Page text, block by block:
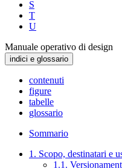
S
T
U
Manuale operativo di design
indici e glossario
contenuti
figure
tabelle
glossario
Sommario
1. Scopo, destinatari e
1.1.